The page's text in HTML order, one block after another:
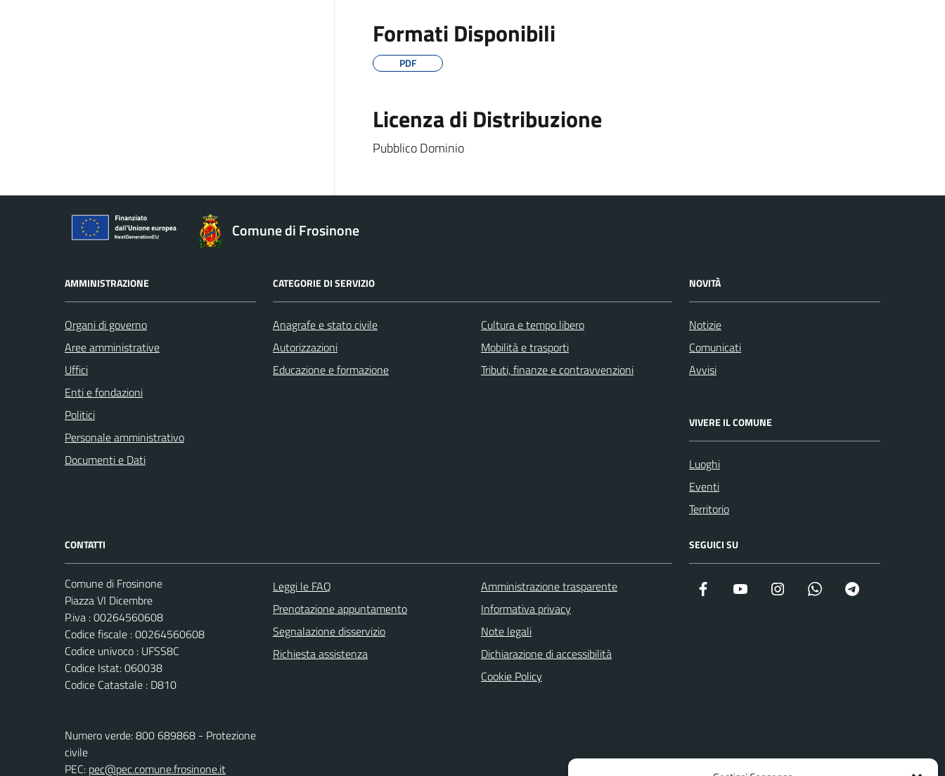
Formati Disponibili
PDF
Licenza di Distribuzione
Pubblico Dominio
Comune di Frosinone
AMMINISTRAZIONE
Organi di governo
Aree amministrative
Uffici
Enti e fondazioni
Politici
Personale amministrativo
Documenti e Dati
CATEGORIE DI SERVIZIO
Anagrafe e stato civile
Autorizzazioni
Educazione e formazione
Cultura e tempo libero
Mobilità e trasporti
Tributi, finanze e contravvenzioni
NOVITÀ
Notizie
Comunicati
Avvisi
VIVERE IL COMUNE
Luoghi
Eventi
Territorio
CONTATTI
Comune di Frosinone
Piazza VI Dicembre
P.iva : 00264560608
Codice fiscale : 00264560608
Codice univoco : UFSS8C
Codice Istat: 060038
Codice Catastale : D810
Numero verde: 800 689868 - Protezione
civile
PEC: pec@pec.comune.frosinone.it
Leggi le FAQ
Prenotazione appuntamento
Segnalazione disservizio
Richiesta assistenza
Amministrazione trasparente
Informativa privacy
Note legali
Dichiarazione di accessibilità
Cookie Policy
SEGUICI SU
Facebook YouTube Instagram WhatsApp